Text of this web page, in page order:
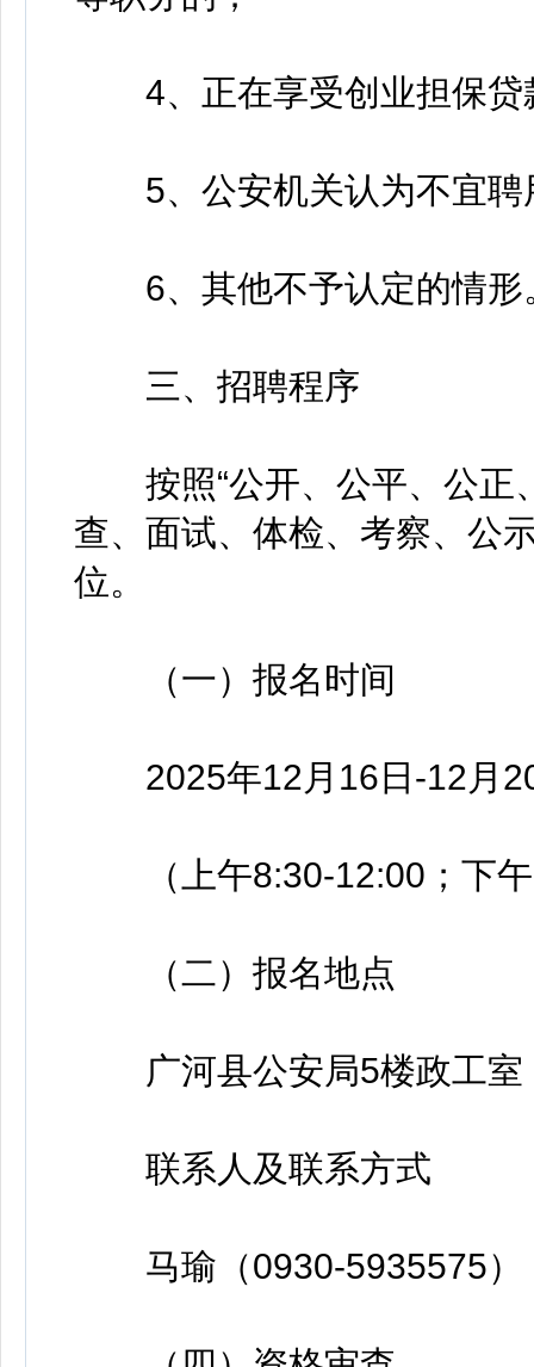
4、正在享受创业担保贷
5、公安机关认为不宜聘
6、其他不予认定的情形
三、招聘程序
按照“公开、公平、公正
查、面试、体检、考察、公
位。
（一）报名时间
2025年12月16日-12月
（上午8:30-12:00；下午
（二）报名地点
广河县公安局5楼政工室
联系人及联系方式
马瑜（0930-5935575）